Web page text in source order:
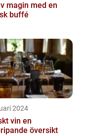
magin med en
buffé
2024
vin en
översikt